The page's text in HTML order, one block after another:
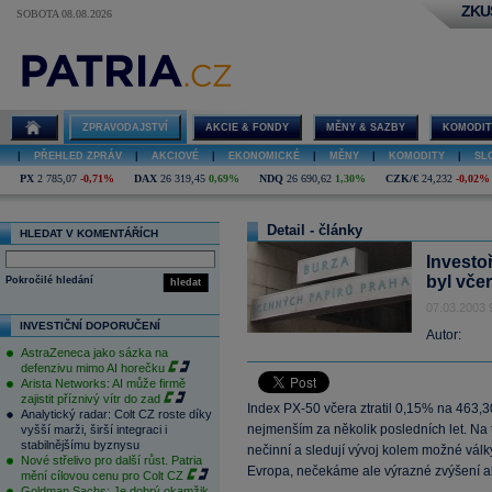
SOBOTA 08.08.2026
ZPRAVODAJSTVÍ AKCIE & FONDY MĚNY & SAZBY
PŘEHLED ZPRÁV AKCIOVÉ EKONOMICKÉ MĚNY KOMODITY
PX 2 785,07 -0,71% DAX 26 319,45 0,69% NDQ 26 690,62 1,30% CZK/€ 24,232 -0,02%
HLEDAT V KOMENTÁŘÍCH
hledat
Pokročilé hledání
INVESTIČNÍ DOPORUČENÍ
AstraZeneca jako sázka na
defenzivu mimo AI horečku
Arista Networks: AI může firmě
zajistit příznivý vítr do zad
Analytický radar: Colt CZ roste díky
vyšší marži, širší integraci i
stabilnějšímu byznysu
Nové střelivo pro další růst. Patria
mění cílovou cenu pro Colt CZ
Detail - články
byl
07.03.2003
Autor:
Index PX-50 včera ztratil 0,15% na
nejmenším za několik posledních let.
nečinní a sledují vývoj kolem možné
Evropa, nečekáme ale výrazné zvýšení